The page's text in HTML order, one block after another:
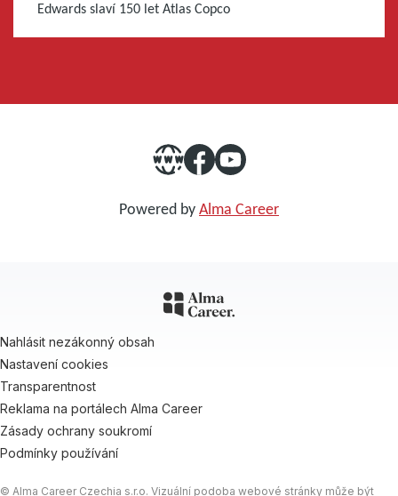
Edwards slaví 150 let Atlas Copco
Powered by Alma Career
Nahlásit nezákonný obsah
Nastavení cookies
Transparentnost
Reklama na portálech Alma Career
Zásady ochrany soukromí
Podmínky používání
© Alma Career Czechia s.r.o. Vizuální podoba webové stránky může být